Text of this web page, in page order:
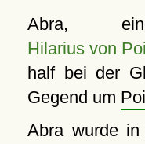
Abra,
Hilarius von
half bei der
Gegend um
Abra wurde in